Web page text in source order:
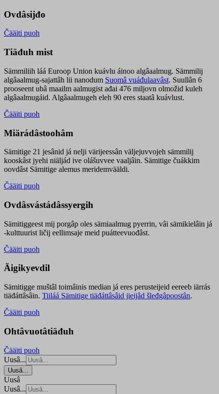
Ovdâsijđo
Čääiti puoh
Tiäđuh mist
Sämmiliih láá Euroop Union kuávlu áinoo algâaalmug. Sämmilij
algâaalmug-sajattâh lii nanodum Suomâ vuáđulaavâst. Suullân 6
prooseent ubâ maailm aalmugist ađai 476 miljovn olmožid kuleh
algâaalmugáid. Algâaalmugeh eleh 90 eres staatâ kuávlust.
Čääiti puoh
Miärádâstoohâm
Sämitige 21 jesânid já nelji värijeessân väljejuvvojeh sämmilij
kooskâst jyehi niäljád ive olášuvvee vaaljâin. Sämitige čuákkim
oovdâst Sämitige alemus meridemvääldi.
Čääiti puoh
Ovdâsvástádâssyergih
Sämitiggeest mij porgâp oles sämiaalmug pyerrin, vâi sämikielâin já
-kulttuurist ličij eellimsaje meid puátteevuođâst.
Čääiti puoh
Äigikyevdil
Sämitigge muštâl toimâinis median já eres perusteijeid eereeb iärrás
tiäđáttâsâin. Tiiláá Sämitige tiäđáttâsâid jieijâd šleđgâpoostân.
Čääiti puoh
Ohtâvuotâtiäđuh
Čääiti puoh
Uusâ...
Uusâ...
Uusâ
Uusâ...